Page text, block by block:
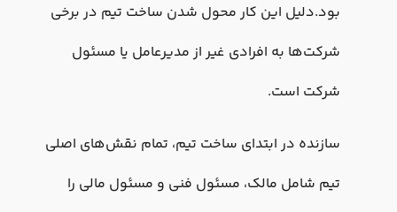
بود.دلیل این کار محول شدن ساخت تیم در برخی
شرکت‌ها به افرادی غیر از مدیرعامل یا مسئول
شرکت است.
سازنده در ابتدای ساخت تیم، تمام نقش‌های اصلی
تیم شامل مالک، مسئول فنی و مسئول مالی را